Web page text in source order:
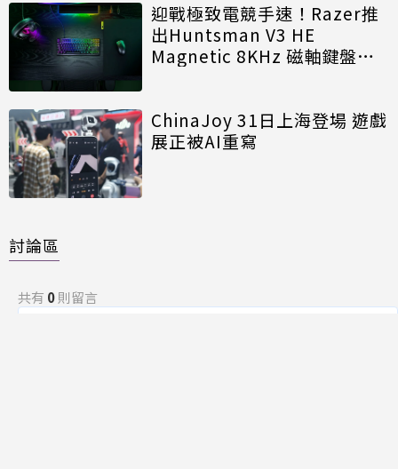
迎戰極致電競手速！Razer推
出Huntsman V3 HE
Magnetic 8KHz 磁軸鍵盤效
ChinaJoy 31日上海登場 遊戲
展正被AI重寫
討論區
共有 0則留言